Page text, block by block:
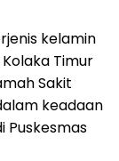
kelamin
Timur
Sakit
keadaan
Puskesmas